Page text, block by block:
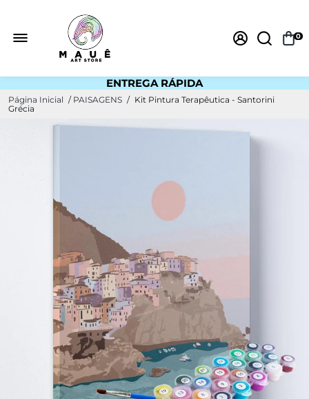
0
ENTREGA RÁPIDA
ESTOQUE NO BRASIL
Página Inicial / PAISAGENS / Kit Pintura Terapêutica - Santorini
Grécia